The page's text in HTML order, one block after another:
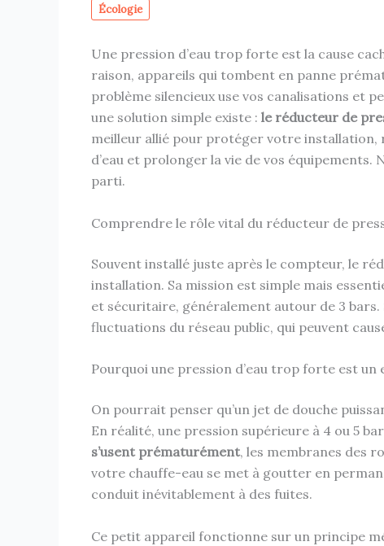
Écologie
Une pression d’eau trop forte est la cause
raison, appareils qui tombent en panne
problème silencieux use vos canalisations et
une solution simple existe : le réducteur de
meilleur allié pour protéger votre installation,
d’eau et prolonger la vie de vos
parti.
Comprendre le rôle vital du réducteur de
Souvent installé juste après le compteur, le
installation. Sa mission est simple mais
et sécuritaire, généralement autour de 3
fluctuations du réseau public, qui peuvent
Pourquoi une pression d’eau trop forte est un
On pourrait penser qu’un jet de douche
En réalité, une pression supérieure à 4 ou 5
s’usent prématurément, les membranes des
votre chauffe-eau se met à goutter en
conduit inévitablement à des fuites.
Ce petit appareil fonctionne sur un principe